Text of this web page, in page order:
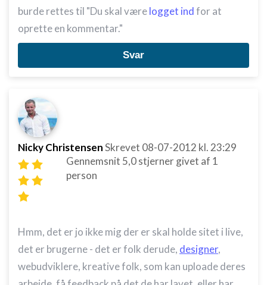
burde rettes til "Du skal værelogget indfor at
oprette en kommentar."
Svar
Nicky ChristensenSkrevet 08-07-2012 kl. 23:29
Gennemsnit 5,0stjerner givet af 1
person
Hmm, det er jo ikke mig der er skal holde sitet i live,
det er brugerne - det er folk derude, designer,
webudviklere, kreative folk, som kan uploade deres